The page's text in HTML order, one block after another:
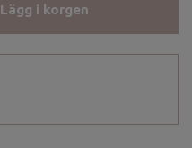
Lägg i korgen